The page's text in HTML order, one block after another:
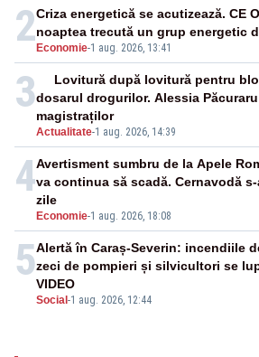
2 Economie-1 aug. 2026, 13:41
Criza energetică se acutizează. CE
noaptea trecută un grup energetic
3
Actualitate-1 aug. 2026, 14:39
Lovitură după lovitură pentru
dosarul drogurilor. Alessia
magistraților
4
Economie-1 aug. 2026, 18:08
Avertisment sumbru de la Apele
va continua să scadă. Cernavodă
zile
5
Social -1 aug. 2026, 12:44
Alertă în Caraș-Severin: incendiile
zeci de pompieri și silvicultori se
VIDEO